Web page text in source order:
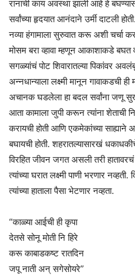
रानाची काय अवस्था झाली आहे हे
सर्वांच्या हृदयात आनंदाने उर्मी दाटली
नव्या हंगामाला सुरुवात करू अशी चर्चा
मोसम बरा व्हावा म्हणून आकाशाकडे
सगळ्यांचं पोट शिवारातल्या पिकांवर
अन्नधान्याला लक्ष्मी मानून गावाकडची
अचानक घडलेला हा बदल सर्वांना जणू
आता कामाला जुपी करून त्यांना शेताची
करायची होती आणि एकमेकांच्या साह्याने
बघायची होती. शहरातल्यासारखं
विरहित जीवन जगत असली तरी
त्यांच्या घरात लक्ष्मी पाणी भरणार
त्यांच्या हाताला पैसा भेटणार नव्हता.
“काळ्या आईची ही कृपा
देतसे सोनू मोती नि हिरे
करू काबाडकष्ट रातदिन
जपू नाती अन् सगेसोयरे”